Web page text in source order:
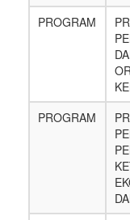
PROGRAM
PROGRAM